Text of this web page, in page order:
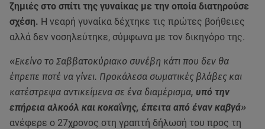
ζημιές στο σπίτι της γυναίκας με την οποία διατηρούσε
σχέση. Η νεαρή γυναίκα δέχτηκε τις πρώτες βοήθειες
αλλά δεν νοσηλεύτηκε, σύμφωνα με τον δικηγόρο της.
«Εκείνο το Σαββατοκύριακο συνέβη κάτι που δεν θα
έπρεπε ποτέ να γίνει. Προκάλεσα σωματικές βλάβες και
κατέστρεψα αντικείμενα σε ένα διαμέρισμα, υπό την
επήρεια αλκοόλ και κοκαΐνης, έπειτα από έναν καβγά»
ανέφερε ο 27χρονος στη γραπτή δήλωσή του προς τη